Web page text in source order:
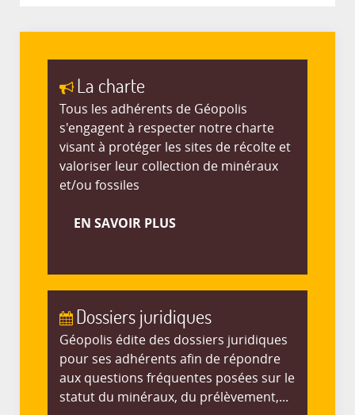
La charte
Tous les adhérents de Géopolis
s'engagent à respecter notre charte
visant à protéger les sites de récolte et
valoriser leur collection de minéraux
et/ou fossiles
EN SAVOIR PLUS
Dossiers juridiques
Géopolis édite des dossiers juridiques
pour ses adhérents afin de répondre
aux questions fréquentes posées sur le
statut du minéraux, du prélèvement,...